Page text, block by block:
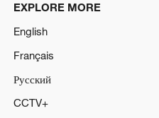
EXPLORE MORE
English
Français
Русский
CCTV+